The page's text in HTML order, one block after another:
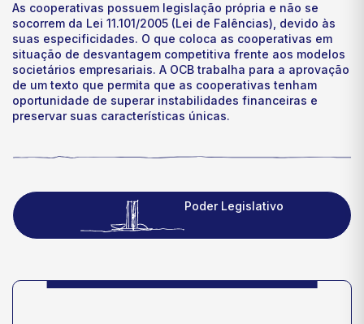
As cooperativas possuem legislação própria e não se
socorrem da Lei 11.101/2005 (Lei de Falências), devido às
suas especificidades. O que coloca as cooperativas em
situação de desvantagem competitiva frente aos modelos
societários empresariais. A OCB trabalha para a aprovação
de um texto que permita que as cooperativas tenham
oportunidade de superar instabilidades financeiras e
preservar suas características únicas.
Poder Legislativo